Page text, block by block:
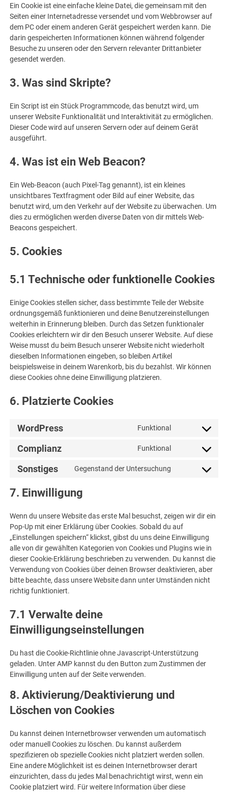
Ein Cookie ist eine einfache kleine Datei, die gemeinsam mit den
Seiten einer Internetadresse versendet und vom Webbrowser auf
dem PC oder einem anderen Gerät gespeichert werden kann. Die
darin gespeicherten Informationen können während folgender
Besuche zu unseren oder den Servern relevanter Drittanbieter
gesendet werden.
3. Was sind Skripte?
Ein Script ist ein Stück Programmcode, das benutzt wird, um
unserer Website Funktionalität und Interaktivität zu ermöglichen.
Dieser Code wird auf unseren Servern oder auf deinem Gerät
ausgeführt.
4. Was ist ein Web Beacon?
Ein Web-Beacon (auch Pixel-Tag genannt), ist ein kleines
unsichtbares Textfragment oder Bild auf einer Website, das
benutzt wird, um den Verkehr auf der Website zu überwachen. Um
dies zu ermöglichen werden diverse Daten von dir mittels Web-
Beacons gespeichert.
5. Cookies
5.1 Technische oder funktionelle Cookies
Einige Cookies stellen sicher, dass bestimmte Teile der Website
ordnungsgemäß funktionieren und deine Benutzereinstellungen
weiterhin in Erinnerung bleiben. Durch das Setzen funktionaler
Cookies erleichtern wir dir den Besuch unserer Website. Auf diese
Weise musst du beim Besuch unserer Website nicht wiederholt
dieselben Informationen eingeben, so bleiben Artikel
beispielsweise in deinem Warenkorb, bis du bezahlst. Wir können
diese Cookies ohne deine Einwilligung platzieren.
6. Platzierte Cookies
WordPress Funktional
Consent
Complianz Funktional
Consent
Sonstiges Gegenstand der Untersuchung
Consent
7. Einwilligung
Wenn du unsere Website das erste Mal besuchst, zeigen wir dir ein
Pop-Up mit einer Erklärung über Cookies. Sobald du auf
„Einstellungen speichern“ klickst, gibst du uns deine Einwilligung
alle von dir gewählten Kategorien von Cookies und Plugins wie in
dieser Cookie-Erklärung beschrieben zu verwenden. Du kannst die
Verwendung von Cookies über deinen Browser deaktivieren, aber
bitte beachte, dass unsere Website dann unter Umständen nicht
richtig funktioniert.
7.1 Verwalte deine
Einwilligungseinstellungen
Du hast die Cookie-Richtlinie ohne Javascript-Unterstützung
geladen. Unter AMP kannst du den Button zum Zustimmen der
Einwilligung unten auf der Seite verwenden.
8. Aktivierung/Deaktivierung und
Löschen von Cookies
Du kannst deinen Internetbrowser verwenden um automatisch
oder manuell Cookies zu löschen. Du kannst außerdem
spezifizieren ob spezielle Cookies nicht platziert werden sollen.
Eine andere Möglichkeit ist es deinen Internetbrowser derart
einzurichten, dass du jedes Mal benachrichtigt wirst, wenn ein
Cookie platziert wird. Für weitere Information über diese